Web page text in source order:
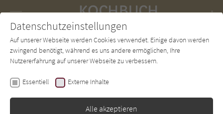
SUCHE Forum Charts Newsletter
Donna Hay
Schokolade: Einfach und
Datenschutzeinstellungen
Auf unserer Webseite werden Cookies verwendet. Einige davon werden
zwingend benötigt, während es uns andere ermöglichen, Ihre
Nutzererfahrung auf unserer Webseite zu verbessern.
Essentiell Externe Inhalte
Alle akzeptieren